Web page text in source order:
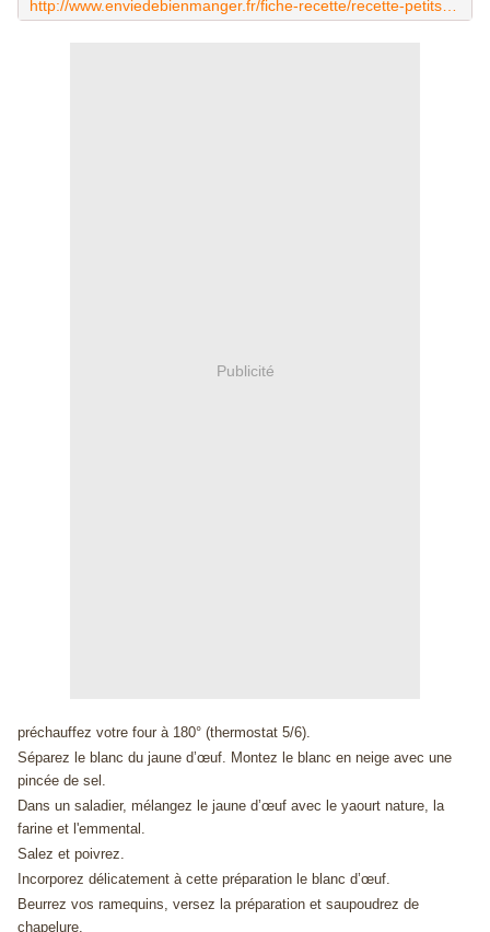
Publicité
préchauffez votre four à 180° (thermostat 5/6).
Séparez le blanc du jaune d’œuf. Montez le blanc en neige avec une
pincée de sel.
Dans un saladier, mélangez le jaune d’œuf avec le yaourt nature, la
farine et l'emmental.
Salez et poivrez.
Incorporez délicatement à cette préparation le blanc d’œuf.
Beurrez vos ramequins, versez la préparation et saupoudrez de
chapelure.